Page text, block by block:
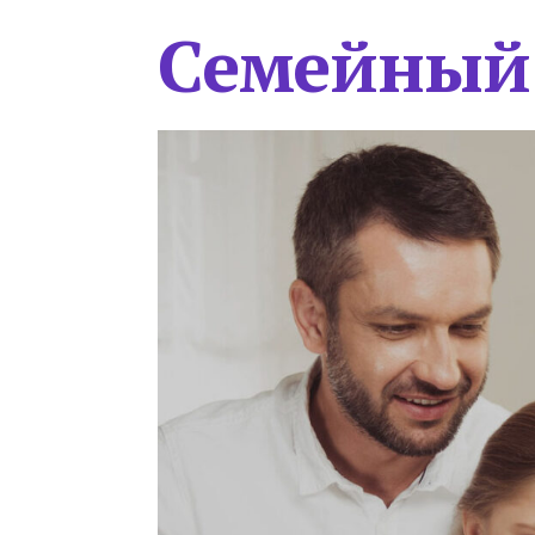
Семейный